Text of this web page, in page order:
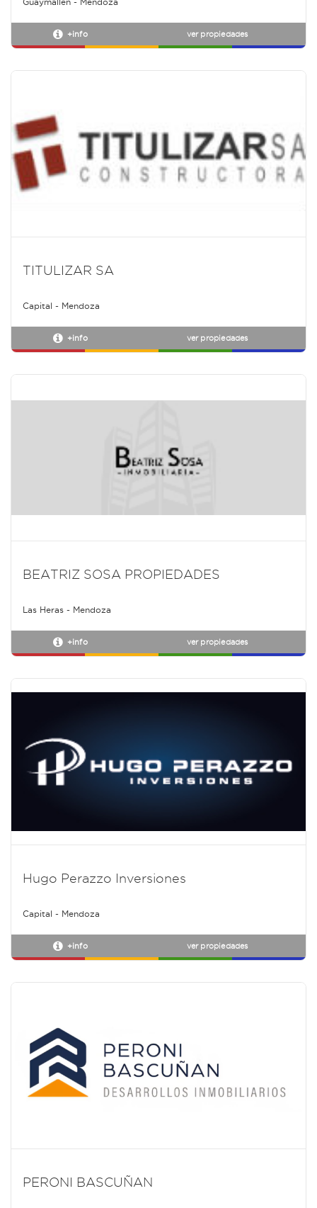
+info ver propiedades
TITULIZAR SA
Capital - Mendoza
+info ver propiedades
BEATRIZ SOSA PROPIEDADES
Las Heras - Mendoza
+info ver propiedades
Hugo Perazzo Inversiones
Capital - Mendoza
+info ver propiedades
PERONI BASCUÑAN